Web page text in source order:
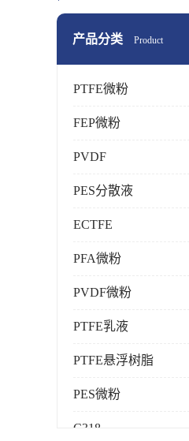
产品分类 Product
PTFE微粉
FEP微粉
PVDF
PES分散液
ECTFE
PFA微粉
PVDF微粉
PTFE乳液
PTFE悬浮树脂
PES微粉
C318